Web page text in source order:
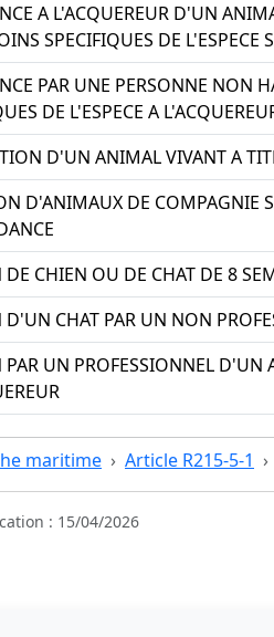
A L'ACQUEREUR D'UN
SPECIFIQUES DE
PAR UNE PERSONNE NON
DE L'ESPECE A
D'UN ANIMAL VIVANT A
D'ANIMAUX DE COMPAGNIE
DE CHIEN OU DE CHAT DE 8
D'UN CHAT PAR UN NON
PAR UN PROFESSIONNEL
maritime Article R215-5-1
: 15/04/2026